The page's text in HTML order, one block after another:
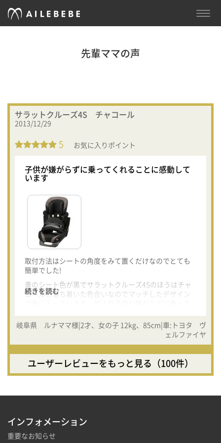
先輩ママの声
サラットクルーズ4S チャコール
2013/12/29
5 お気に入りポイント
子供が嫌がらずに乗ってくれることに感動して
います
取付方法はシートの角度をみて置くだけなのでとても
簡単でした!
車のシート色が黒でサラットクルーズ4Sのほうはチャ
コールの落ち着いた色合いなのでマッチしたデザイン
トベルトをして、大人と同じ目線でいられるのがいい
通気性も申し分ないですし、このまま大きくなっても
使えるので重宝すると思います。
続きを読む
岐阜県 ルナママ様|2才、女の子 12kg、85cm|車:トヨタ ヴ
ェルファイヤ
ユーザーレビューをもっと見る（100件）
インフォメーション
重要なお知らせ